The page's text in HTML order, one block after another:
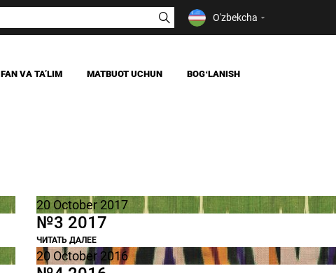
O'zbekcha
FAN VA TAʼLIM MATBUOT UCHUN BOGʻLANISH
20 October 2017
№3 2017
ЧИТАТЬ ДАЛЕЕ
20 October 2016